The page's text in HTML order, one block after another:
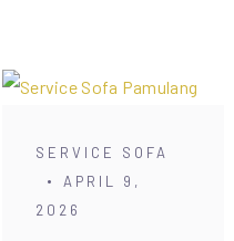
SERVICE SOFA
APRIL 9,
2026